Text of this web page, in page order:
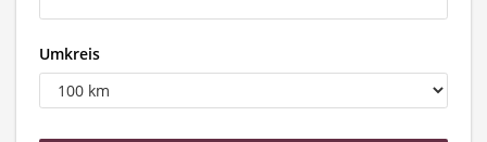
Umkreis